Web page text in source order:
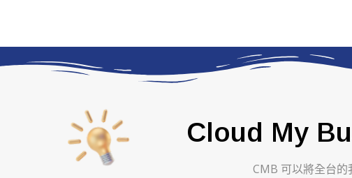
Cloud My
CMB 可以將全台的